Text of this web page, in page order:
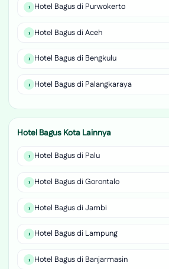
Hotel Bagus di Purwokerto
Hotel Bagus di Aceh
Hotel Bagus di Bengkulu
Hotel Bagus di Palangkaraya
Hotel Bagus Kota Lainnya
Hotel Bagus di Palu
Hotel Bagus di Gorontalo
Hotel Bagus di Jambi
Hotel Bagus di Lampung
Hotel Bagus di Banjarmasin